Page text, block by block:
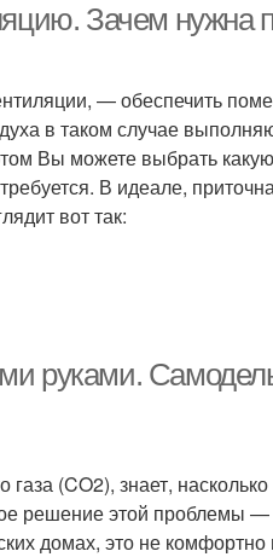
Зачем нужна
— обеспечить
в таком случае
Вы можете выбрать
В идеале,
вот так:
руками.
(CO2), знает,
решение этой проблемы —
домах, это не